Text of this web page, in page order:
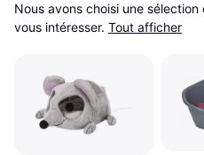
Nous avons choisi une
vous intéresser. Tout afficher